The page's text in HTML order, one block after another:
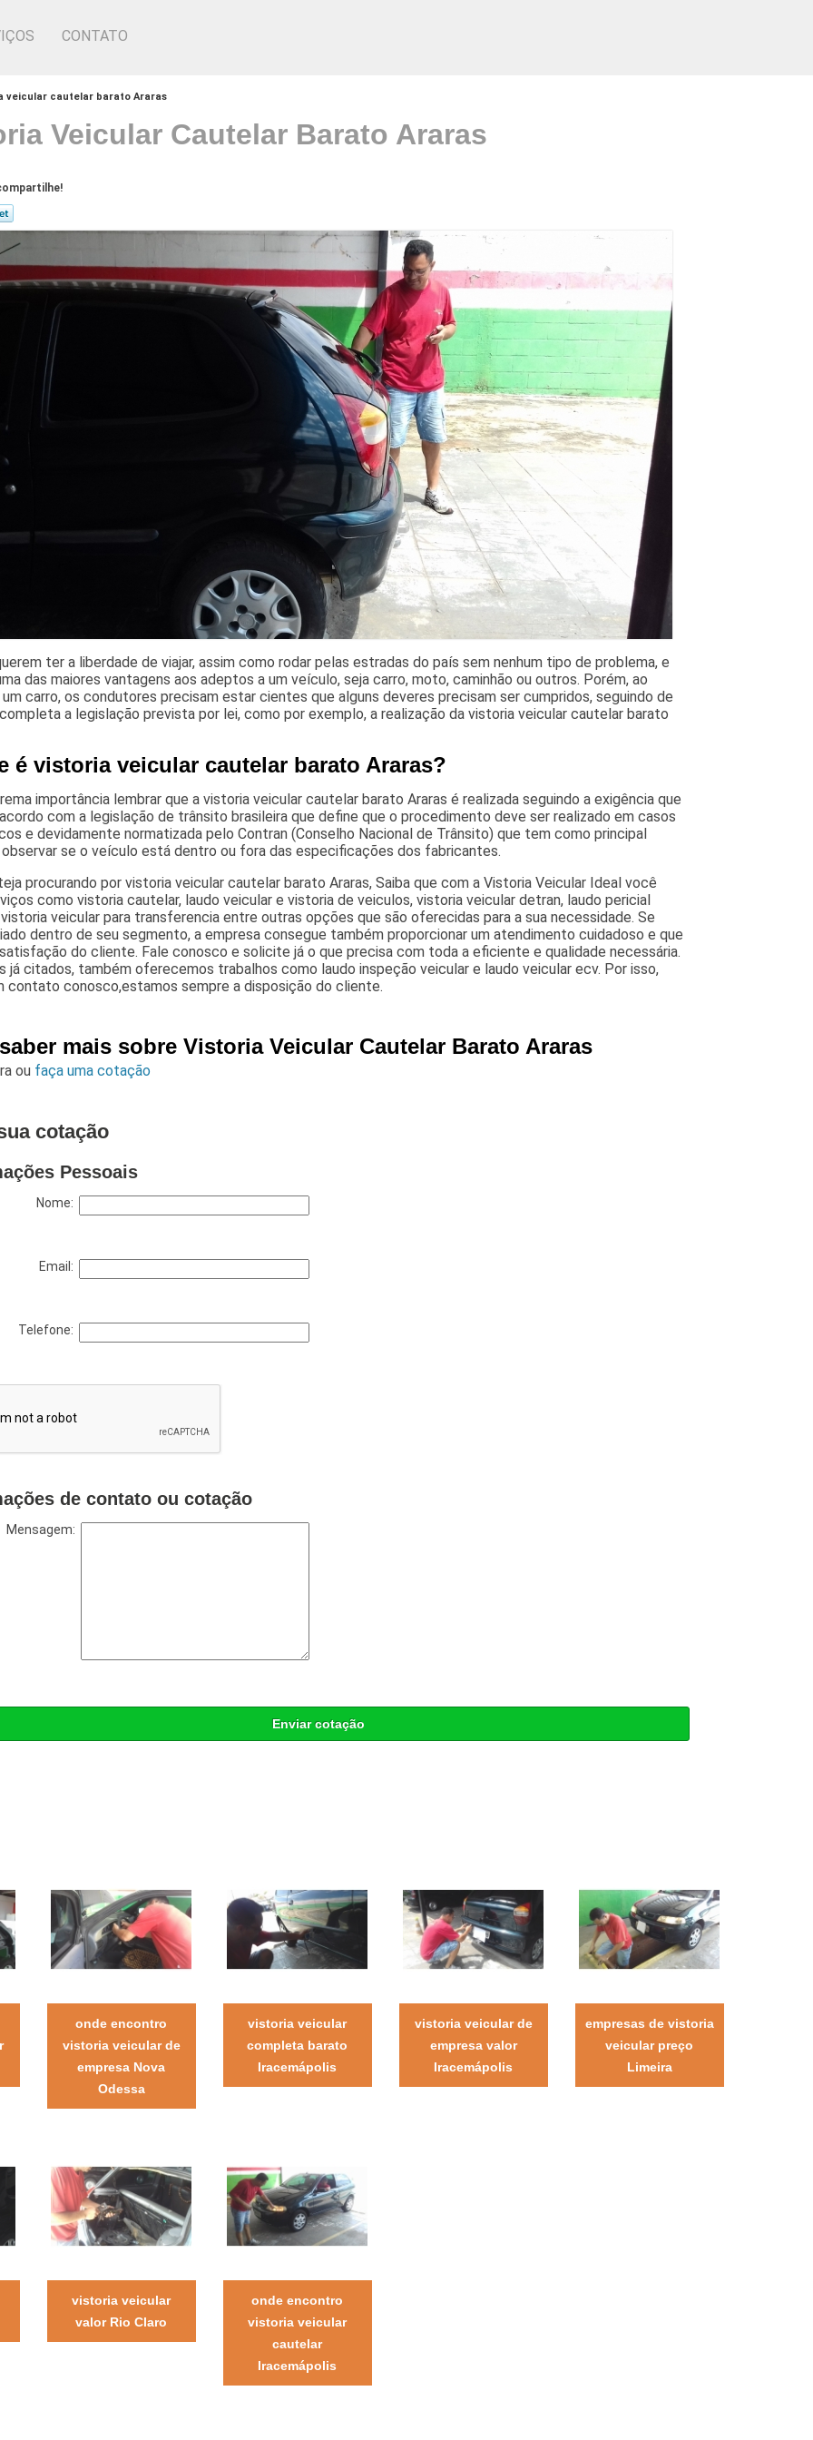
CONTATO
veicular cautelar barato Araras
Veicular Cautelar Barato Araras
ter a liberdade de viajar, assim como rodar pelas estradas do país sem nenhum tipo de problema, e
das maiores vantagens aos adeptos a um veículo, seja carro, moto, caminhão ou outros. Porém, ao
carro, os condutores precisam estar cientes que alguns deveres precisam ser cumpridos, seguindo de
a legislação prevista por lei, como por exemplo, a realização da vistoria veicular cautelar barato
é vistoria veicular cautelar barato Araras?
importância lembrar que a vistoria veicular cautelar barato Araras é realizada seguindo a exigência que
com a legislação de trânsito brasileira que define que o procedimento deve ser realizado em casos
e devidamente normatizada pelo Contran (Conselho Nacional de Trânsito) que tem como principal
se o veículo está dentro ou fora das especificações dos fabricantes.
procurando por vistoria veicular cautelar barato Araras, Saiba que com a Vistoria Veicular Ideal você
como vistoria cautelar, laudo veicular e vistoria de veiculos, vistoria veicular detran, laudo pericial
veicular para transferencia entre outras opções que são oferecidas para a sua necessidade. Se
dentro de seu segmento, a empresa consegue também proporcionar um atendimento cuidadoso e que
do cliente. Fale conosco e solicite já o que precisa com toda a eficiente e qualidade necessária.
já citados, também oferecemos trabalhos como laudo inspeção veicular e laudo veicular ecv. Por isso,
contato conosco,estamos sempre a disposição do cliente.
mais sobre Vistoria Veicular Cautelar Barato Araras
ou faça uma cotação
cotação
Pessoais
Nome:
Email:
Telefone:
de contato ou cotação
Mensagem:
Enviar cotação
onde encontro
vistoria veicular de
empresa Nova
Odessa
vistoria veicular
completa barato
Iracemápolis
vistoria veicular de
empresa valor
Iracemápolis
empresas de vistoria
veicular preço
Limeira
vistoria veicular
valor Rio Claro
onde encontro
vistoria veicular
cautelar
Iracemápolis